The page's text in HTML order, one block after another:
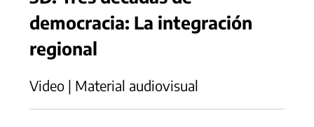
democracia: La integración
regional
Video | Material audiovisual